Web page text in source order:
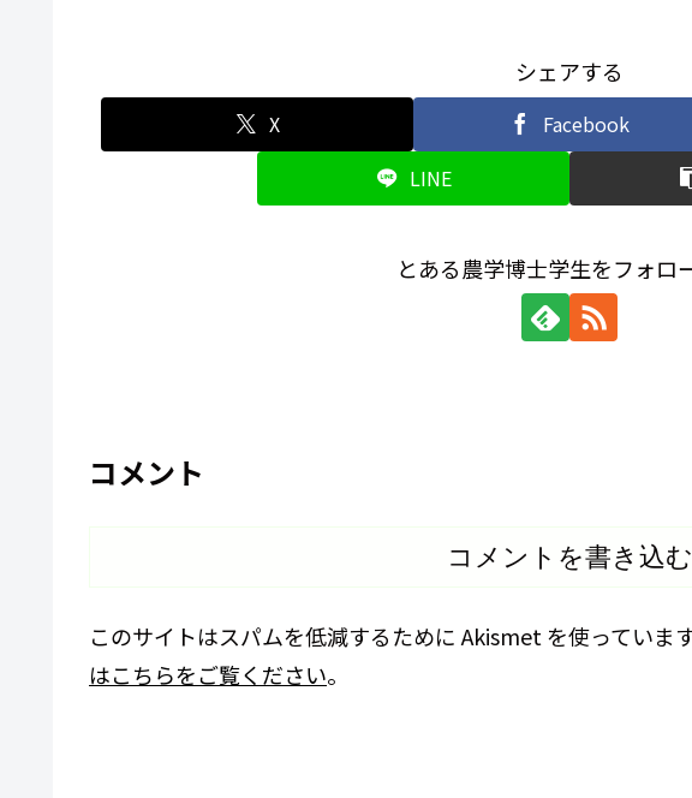
シェアする
X Facebook
LINE
とある農学博士学生をフォロ
コメント
コメントを書き込む
このサイトはスパムを低減するために Akismet を使っています
はこちらをご覧ください。